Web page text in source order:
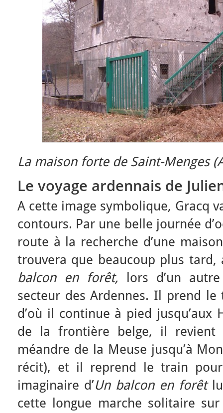
La maison forte de Saint-Menges
Le voyage ardennais de
A cette image symbolique, Gracq
contours. Par une belle journée
route à la recherche d’une
trouvera que beaucoup plus tard,
balcon en forêt, lors d’un
secteur des Ardennes. Il prend le
d’où il continue à pied jusqu’aux
de la frontière belge, il revient
méandre de la Meuse jusqu’à
récit), et il reprend le train
imaginaire d’Un balcon en forêt
cette longue marche solitaire